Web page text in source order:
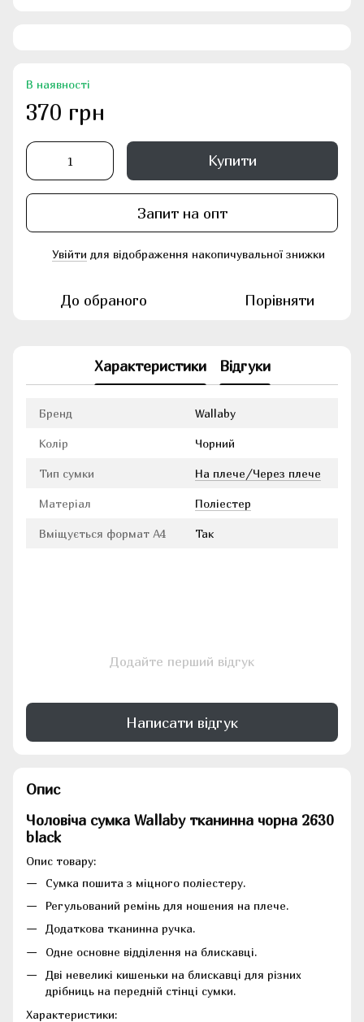
В наявності
370 грн
Купити
Запит на опт
Увійти для відображення накопичувальної знижки
До обраного Порівняти
Характеристики Відгуки
Бренд Wallaby
Колір Чорний
Тип сумки На плече/Через плече
Матеріал Поліестер
Вміщується формат А4 Так
Додайте перший відгук
Написати відгук
Опис
Чоловіча сумка Wallaby тканинна чорна 2630
black
Опис товару:
Сумка пошита з міцного поліестеру.
Регульований ремінь для ношения на плече.
Додаткова тканинна ручка.
Одне основне відділення на блискавці.
Дві невеликі кишеньки на блискавці для різних
дрібниць на передній стінці сумки.
Характеристики: